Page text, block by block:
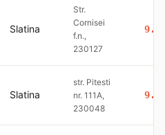
Slatina
Str.
Cornisei
f.n.,
230127
Slatina
str. Pitesti
nr. 111A,
230048